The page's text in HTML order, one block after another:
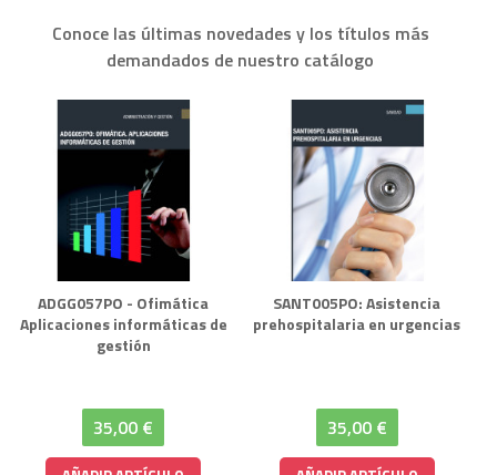
Conoce las últimas novedades y los títulos más
demandados de nuestro catálogo
ADGG057PO - Ofimática
Aplicaciones informáticas de
gestión
35,00 €
SANT005PO: Asistencia
prehospitalaria en urgencias
35,00 €